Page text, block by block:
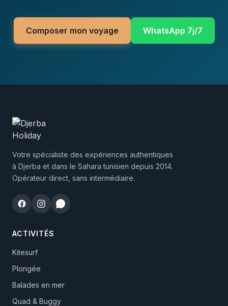
Composer mon voyage WhatsApp 7j/7
Votre spécialiste des expériences authentiques
à Djerba et dans le Sahara tunisien depuis 2014.
Opérateur direct, sans intermédiaire.
ACTIVITÉS
Kitesurf
Plongée
Balades en mer
Quad & Buggy